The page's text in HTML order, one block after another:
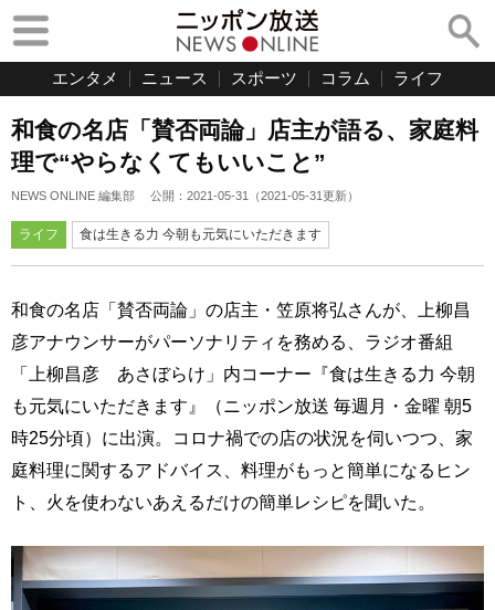
エンタメ ニュース スポーツ コラム ライフ
和食の名店「賛否両論」店主が語る、家庭料
理で“やらなくてもいいこと”
NEWS ONLINE 編集部 公開： 2021-05-31 （2021-05-31更新）
ライフ 食は生きる力 今朝も元気にいただきます
和食の名店「賛否両論」の店主・笠原将弘さんが、上柳昌
彦アナウンサーがパーソナリティを務める、ラジオ番組
「上柳昌彦 あさぼらけ」内コーナー『食は生きる力 今朝
も元気にいただきます』（ニッポン放送 毎週月・金曜 朝5
時25分頃）に出演。コロナ禍での店の状況を伺いつつ、家
庭料理に関するアドバイス、料理がもっと簡単になるヒン
ト、火を使わないあえるだけの簡単レシピを聞いた。